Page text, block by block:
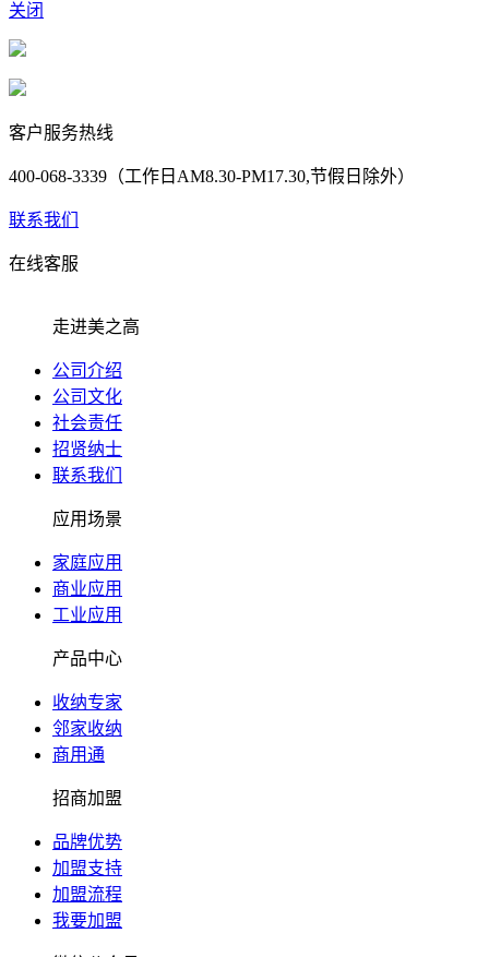
关闭
客户服务热线
400-068-3339（工作日AM8.30-PM17.30,节假日除外）
联系我们
在线客服
走进美之高
公司介绍
公司文化
社会责任
招贤纳士
联系我们
应用场景
家庭应用
商业应用
工业应用
产品中心
收纳专家
邻家收纳
商用通
招商加盟
品牌优势
加盟支持
加盟流程
我要加盟